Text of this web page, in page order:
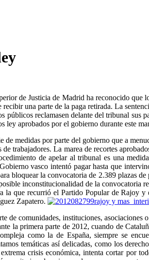
de Justicia de Madrid ha reconocido que
una parte de la paga retirada. La
reclamasen delante del tribunal sus
ley aprobados por el gobierno durante este
medidas por parte del gobierno que a
trabajadores. La marea de recortes
de apelar al tribunal es una
vasco intentó pagar hasta que
bloquear la convocatoria de 2.389 plazas
inconstitucionalidad de la
que recurrió el Partido Popular de Rajoy
Zapatero.
de comunidades, instituciones,
la primera parte de 2012, cuando de
como la de España, siempre se
temáticas así delicadas, como los
crisis económica, intenta cortar por